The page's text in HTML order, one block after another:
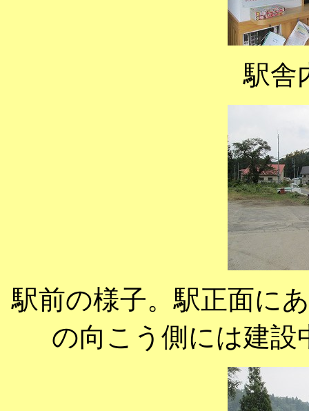
駅舎
駅前の様子。駅正面に
の向こう側には建設